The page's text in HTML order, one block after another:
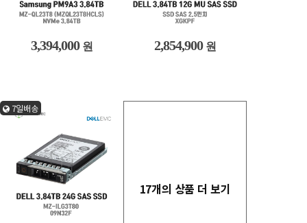
3,394,000 원 2,854,900 원
7일배송
17개의 상품 더 보기